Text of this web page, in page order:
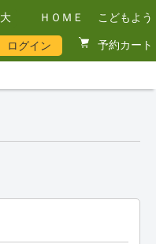
大 ＨＯＭＥ こどもよう
ログイン 予約カート